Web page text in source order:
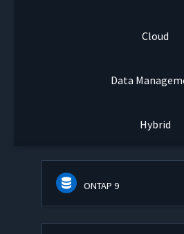
Cloud
Data
Hybrid
ONTAP 9